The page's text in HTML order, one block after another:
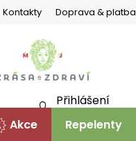
Kontakty Doprava & platba
Přihlášení
Akce Repelenty